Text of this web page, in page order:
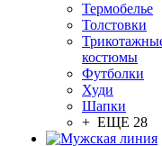
Термобелье
Толстовки
костюмы
Футболки
Худи
Шапки
+ ЕЩЕ 28